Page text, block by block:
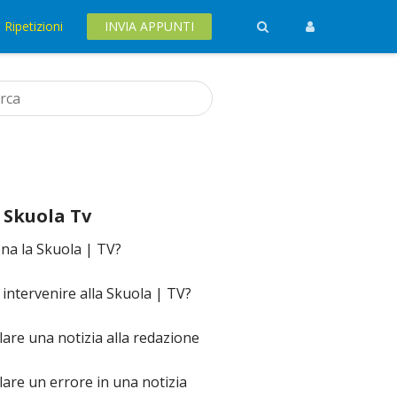
Ripetizioni INVIA APPUNTI
Tv
la Skuola | TV?
alla Skuola | TV?
una notizia alla redazione
un errore in una notizia